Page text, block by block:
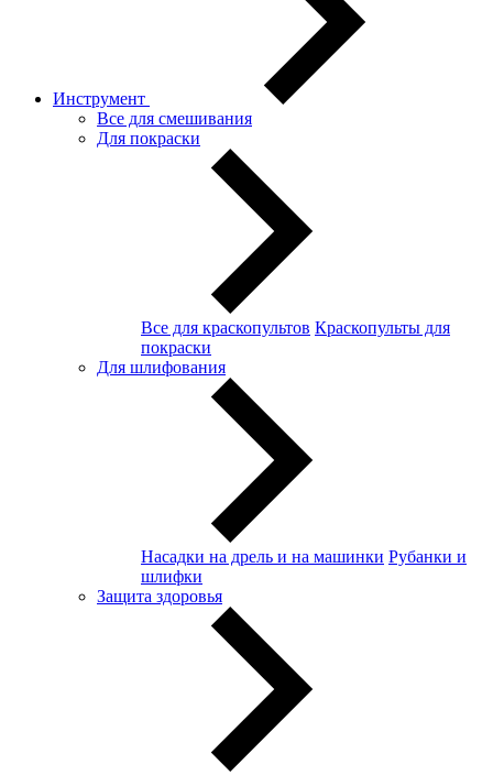
Инструмент
Все для смешивания
Для покраски
Все для краскопультов Краскопульты для
покраски
Для шлифования
Насадки на дрель и на машинки Рубанки и
шлифки
Защита здоровья